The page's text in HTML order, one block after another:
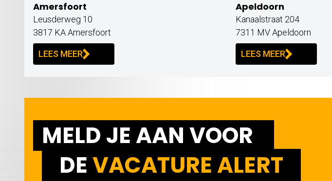
Amersfoort
Leusderweg 10
3817 KA Amersfoort
LEES MEER
Apeldoorn
Kanaalstraat 204
7311 MV Apeldoorn
LEES MEER
MELD JE AAN VOOR
DEVACATURE ALERT